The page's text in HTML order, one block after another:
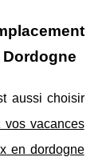
aussi choisir
vos vacances
en dordogne